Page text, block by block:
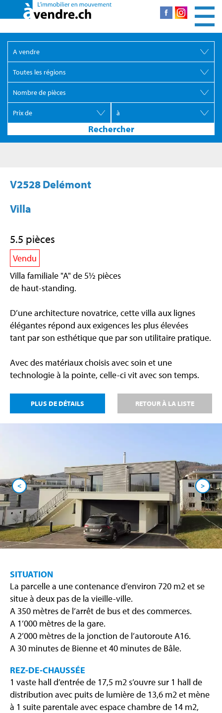
V2528 Delémont
Villa
5.5 pièces
Vendu
Villa familiale "A" de 5½ pièces
de haut-standing.
D’une architecture novatrice, cette villa aux lignes
élégantes répond aux exigences les plus élevées
tant par son esthétique que par son utilitaire pratique.
Avec des matériaux choisis avec soin et une
technologie à la pointe, celle-ci vit avec son temps.
PLUS DE DÉTAILS RETOUR À LA LISTE
< >
SITUATION
La parcelle a une contenance d’environ 720 m2 et se
situe à deux pas de la vieille-ville.
A 350 mètres de l’arrêt de bus et des commerces.
A 1’000 mètres de la gare.
A 2’000 mètres de la jonction de l’autoroute A16.
A 30 minutes de Bienne et 40 minutes de Bâle.
REZ-DE-CHAUSSÉE
1 vaste hall d’entrée de 17,5 m2 s’ouvre sur 1 hall de
distribution avec puits de lumière de 13,6 m2 et mène
à 1 suite parentale avec espace chambre de 14 m2,